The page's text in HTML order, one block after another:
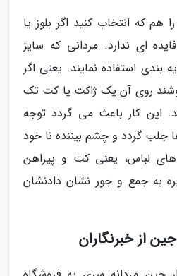
هم که انتخاب کنید اگر بلوز یا
ای ندارد. مردانی که سایز
بندی استفاده نمایند. یعنی اگر
روی آن یک ژاکت یا کت تک
این کار باعث می گردد توجه
جلب گردد و چشم بیننده نا خود
های لباس، یعنی کت و پیراهن
به جمع و جور نشان دادنشان
از خبرنگاران